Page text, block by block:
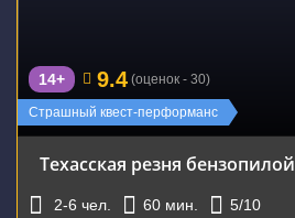
Страшный квест-перформанс
14+ 9.4 (оценок - 30)
Техасская резня бензопилой
2-6 чел. 60 мин. 5/10